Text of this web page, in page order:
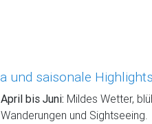
und saisonale Highlights
April bis Juni: Mildes Wetter,
Wanderungen und Sightseeing.